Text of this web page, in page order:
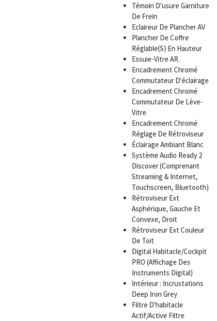
Témoin D'usure Garniture
De Frein
Eclaireur De Plancher AV
Plancher De Coffre
Réglable(S) En Hauteur
Essuie-Vitre AR.
Encadrement Chromé
Commutateur D'éclairage
Encadrement Chromé
Commutateur De Lève-
Vitre
Encadrement Chromé
Réglage De Rétroviseur
Éclairage Ambiant Blanc
Système Audio Ready 2
Discover (Comprenant
Streaming & Internet,
Touchscreen, Bluetooth)
Rétroviseur Ext
Asphérique, Gauche Et
Convexe, Droit
Rétroviseur Ext Couleur
De Toit
Digital Habitacle/Cockpit
PRO (Affichage Des
Instruments Digital)
Intérieur : Incrustations
Deep Iron Grey
Filtre D'habitacle
Actif/Active Filtre